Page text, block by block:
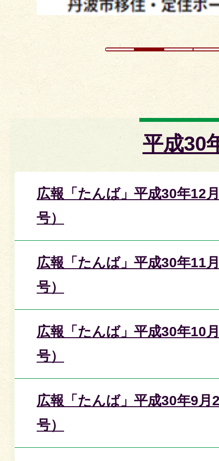
平成30
広報「たんば」平成30年12
号）
広報「たんば」平成30年11
号）
広報「たんば」平成30年10
号）
広報「たんば」平成30年9月
号）